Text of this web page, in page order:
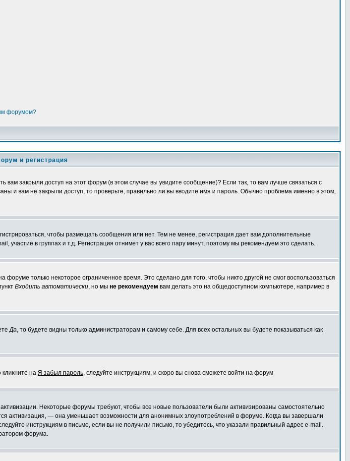
форумом?
и регистрация
закрыли доступ на этот форум (в этом случае вы увидите сообщение)? Если так, то вам лучше связаться с
и вам не закрыли доступ, то проверьте, правильно ли вы вводите имя и пароль. Обычно проблема именно в этом,
чтобы размещать сообщения или нет. Тем не менее, регистрация дает вам дополнительные
в группах и т.д. Регистрация отнимет у вас всего пару минут, поэтому мы рекомендуем это сделать.
форуме только некоторое ограниченное время. Это сделано для того, чтобы никто другой не смог воспользоваться
Входить автоматически, но мы не рекомендуем вам делать это на общедоступном компьютере, например в
Да, то будете видны только администраторам и самому себе. Для всех остальных вы будете показываться как
на Я забыл пароль, следуйте инструкциям, и скоро вы снова сможете войти на форум
Некоторые форумы требуют, чтобы все новые пользователи были активизированы самостоятельно
активизация, — она уменьшает возможности для анонимных злоупотреблений в форуме. Когда вы завершали
инструкциям в письме, если вы не получили письмо, то убедитесь, что указали правильный адрес e-mail.
форума.